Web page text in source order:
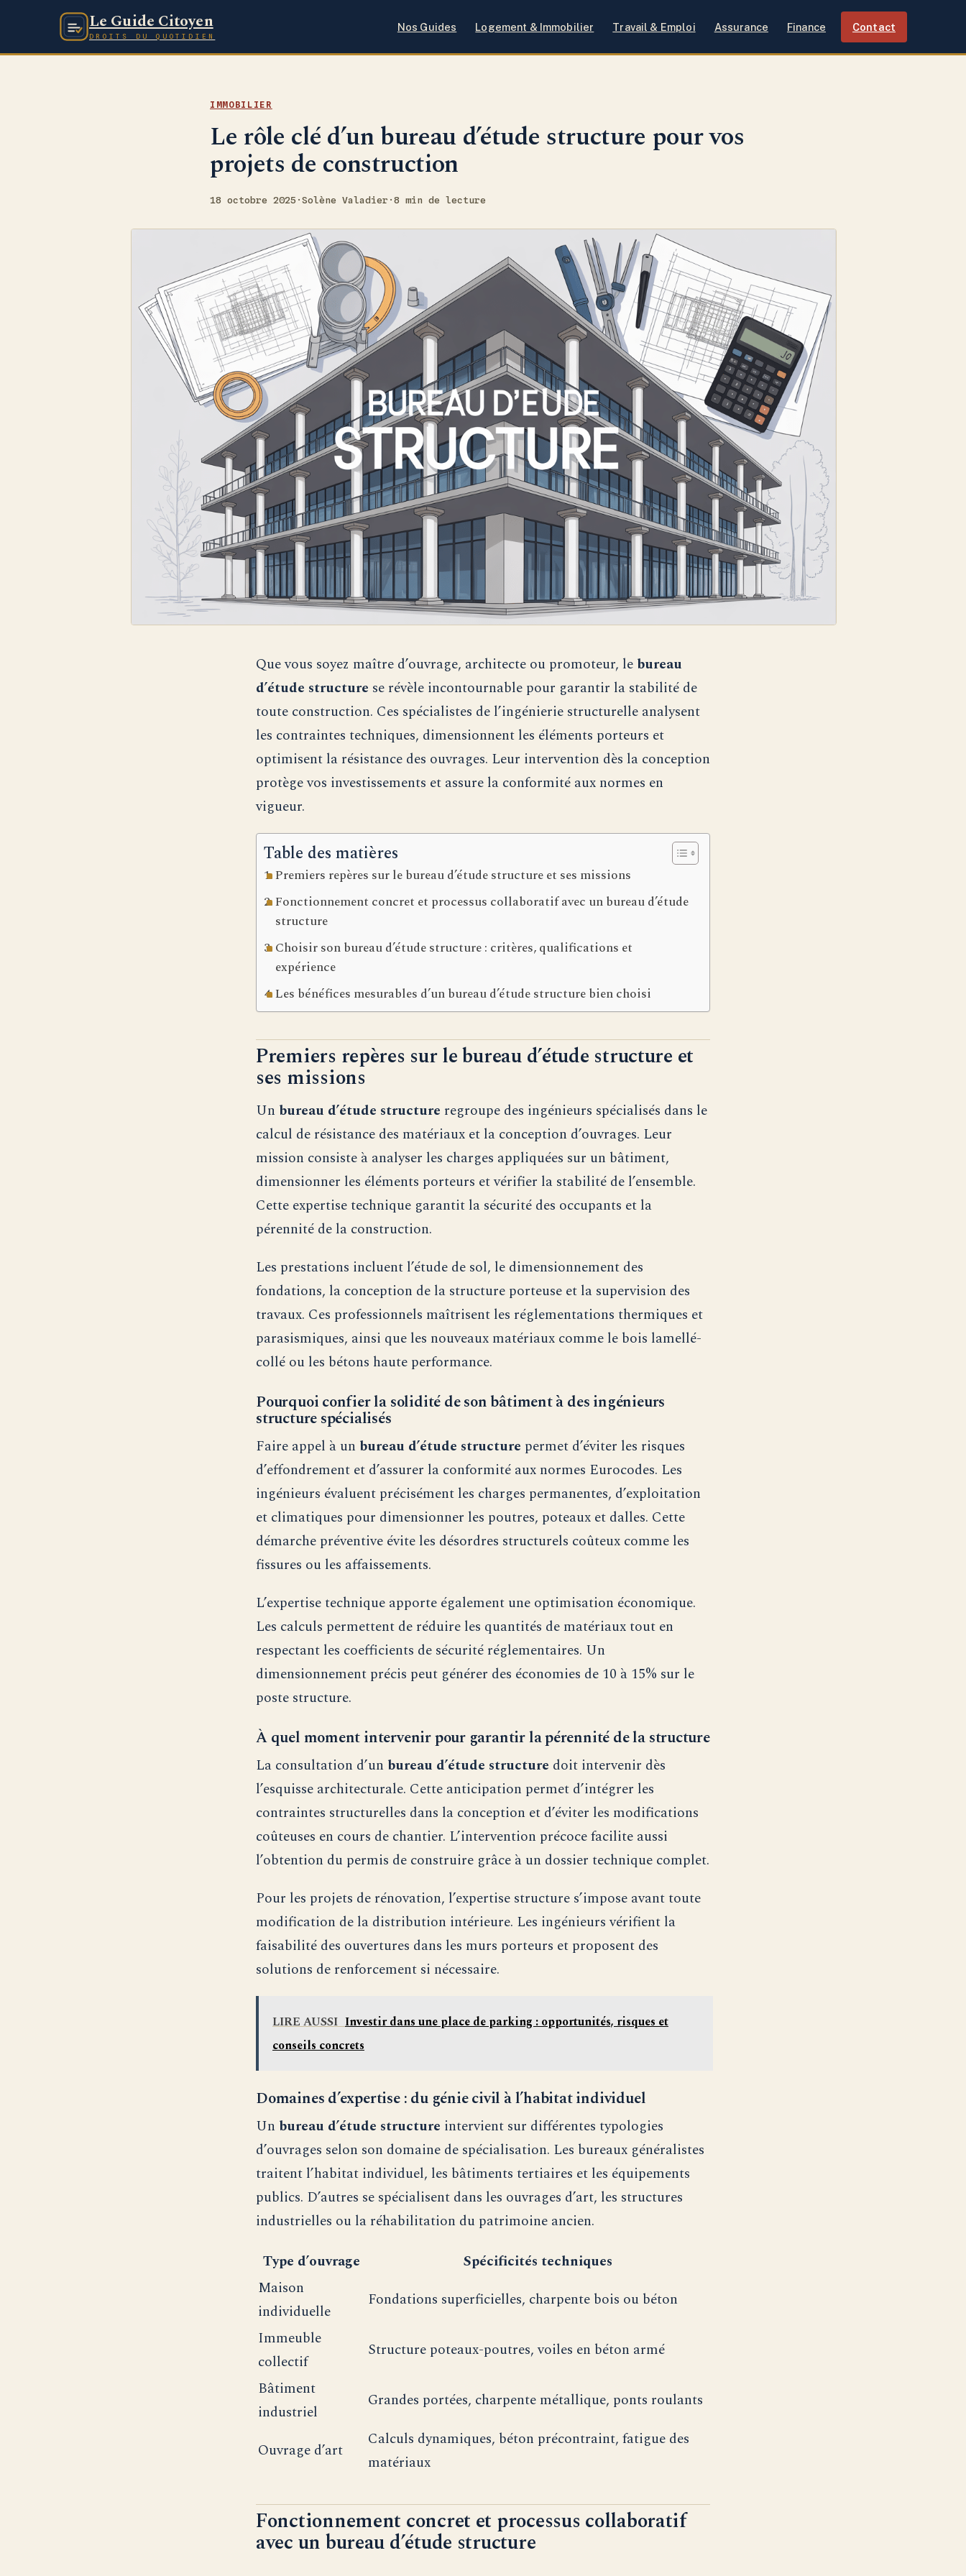
Le Guide Citoyen
DROITS DU QUOTIDIEN
Nos Guides Logement & Immobilier Travail & Emploi Assurance Finance Contact
IMMOBILIER
Le rôle clé d’un bureau d’étude structure pour vos
projets de construction
18 octobre 2025 ·Solène Valadier ·8 min de lecture
Que vous soyez maître d’ouvrage, architecte ou promoteur, le bureau
d’étude structure se révèle incontournable pour garantir la stabilité de
toute construction. Ces spécialistes de l’ingénierie structurelle analysent
les contraintes techniques, dimensionnent les éléments porteurs et
optimisent la résistance des ouvrages. Leur intervention dès la conception
protège vos investissements et assure la conformité aux normes en
vigueur.
Table des matières
Premiers repères sur le bureau d’étude structure et ses missions
Fonctionnement concret et processus collaboratif avec un bureau d’étude
structure
Choisir son bureau d’étude structure : critères, qualifications et
expérience
Les bénéfices mesurables d’un bureau d’étude structure bien choisi
Premiers repères sur le bureau d’étude structure et
ses missions
Un bureau d’étude structure regroupe des ingénieurs spécialisés dans le
calcul de résistance des matériaux et la conception d’ouvrages. Leur
mission consiste à analyser les charges appliquées sur un bâtiment,
dimensionner les éléments porteurs et vérifier la stabilité de l’ensemble.
Cette expertise technique garantit la sécurité des occupants et la
pérennité de la construction.
Les prestations incluent l’étude de sol, le dimensionnement des
fondations, la conception de la structure porteuse et la supervision des
travaux. Ces professionnels maîtrisent les réglementations thermiques et
parasismiques, ainsi que les nouveaux matériaux comme le bois lamellé-
collé ou les bétons haute performance.
Pourquoi confier la solidité de son bâtiment à des ingénieurs
structure spécialisés
Faire appel à un bureau d’étude structure permet d’éviter les risques
d’effondrement et d’assurer la conformité aux normes Eurocodes. Les
ingénieurs évaluent précisément les charges permanentes, d’exploitation
et climatiques pour dimensionner les poutres, poteaux et dalles. Cette
démarche préventive évite les désordres structurels coûteux comme les
fissures ou les affaissements.
L’expertise technique apporte également une optimisation économique.
Les calculs permettent de réduire les quantités de matériaux tout en
respectant les coefficients de sécurité réglementaires. Un
dimensionnement précis peut générer des économies de 10 à 15% sur le
poste structure.
À quel moment intervenir pour garantir la pérennité de la structure
La consultation d’un bureau d’étude structure doit intervenir dès
l’esquisse architecturale. Cette anticipation permet d’intégrer les
contraintes structurelles dans la conception et d’éviter les modifications
coûteuses en cours de chantier. L’intervention précoce facilite aussi
l’obtention du permis de construire grâce à un dossier technique complet.
Pour les projets de rénovation, l’expertise structure s’impose avant toute
modification de la distribution intérieure. Les ingénieurs vérifient la
faisabilité des ouvertures dans les murs porteurs et proposent des
solutions de renforcement si nécessaire.
LIRE AUSSI Investir dans une place de parking : opportunités, risques et
conseils concrets
Domaines d’expertise : du génie civil à l’habitat individuel
Un bureau d’étude structure intervient sur différentes typologies
d’ouvrages selon son domaine de spécialisation. Les bureaux généralistes
traitent l’habitat individuel, les bâtiments tertiaires et les équipements
publics. D’autres se spécialisent dans les ouvrages d’art, les structures
industrielles ou la réhabilitation du patrimoine ancien.
Type d’ouvrage
Spécificités techniques
Maison
individuelle
Fondations superficielles, charpente bois ou béton
Immeuble
collectif
Structure poteaux-poutres, voiles en béton armé
Bâtiment
industriel
Grandes portées, charpente métallique, ponts roulants
Ouvrage d’art
Calculs dynamiques, béton précontraint, fatigue des
matériaux
Fonctionnement concret et processus collaboratif
avec un bureau d’étude structure